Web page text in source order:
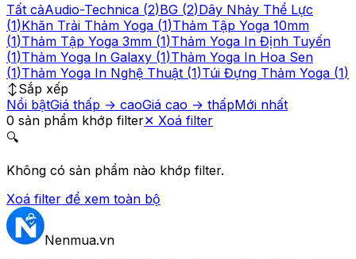
Tất cảAudio-Technica (2)BG (2)Dây Nhảy Thể Lực
(1)Khăn Trải Thảm Yoga (1)Thảm Tập Yoga 10mm
(1)Thảm Tập Yoga 3mm (1)Thảm Yoga In Định Tuyến
(1)Thảm Yoga In Galaxy (1)Thảm Yoga In Hoa Sen
(1)Thảm Yoga In Nghệ Thuật (1)Túi Đựng Thảm Yoga (1)
↕️Sắp xếp
Nổi bậtGiá thấp → caoGiá cao → thấpMới nhất
0 sản phẩm khớp filter✕ Xoá filter
🔍
Không có sản phẩm nào khớp filter.
Xoá filter để xem toàn bộ
Nenmua.vn